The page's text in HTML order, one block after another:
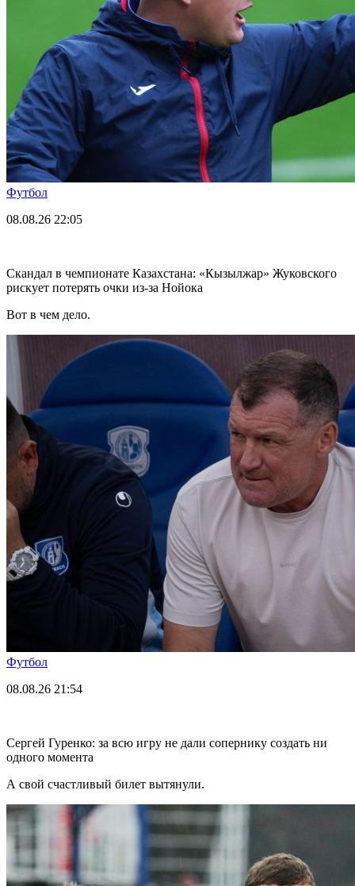
Футбол
08.08.26 22:05
Скандал в чемпионате Казахстана: «Кызылжар» Жуковского
рискует потерять очки из-за Нойока
Вот в чем дело.
Футбол
08.08.26 21:54
Сергей Гуренко: за всю игру не дали сопернику создать ни
одного момента
А свой счастливый билет вытянули.